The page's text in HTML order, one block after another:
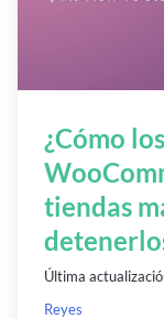
¿Cómo
tiendas
Última
Reyes